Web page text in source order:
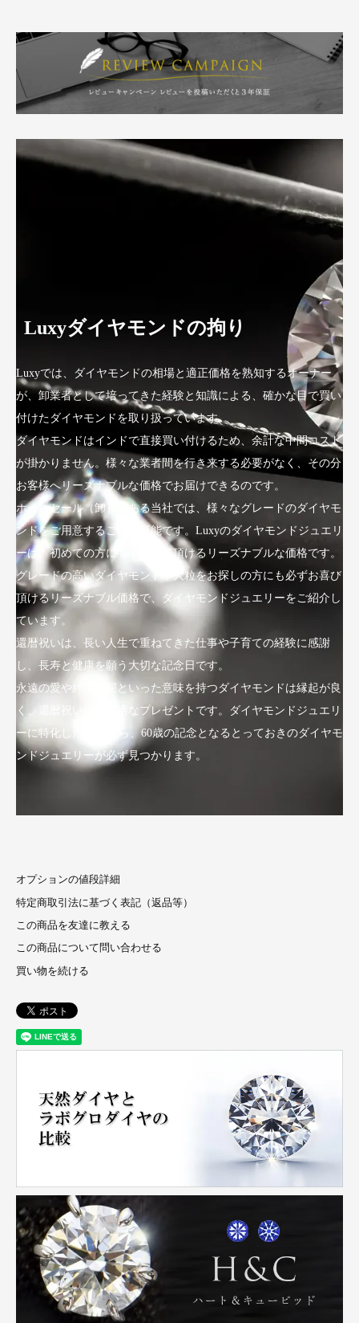
Luxyダイヤモンドの拘り
Luxyでは、ダイヤモンドの相場と適正価格を熟知するオーナー
が、卸業者として培ってきた経験と知識による、確かな目で買い
付けたダイヤモンドを取り扱っています。
ダイヤモンドはインドで直接買い付けるため、余計な中間コスト
が掛かりません。様々な業者間を行き来する必要がなく、その分
お客様へリーズナブルな価格でお届けできるのです。
ホールセール（卸）である当社では、様々なグレードのダイヤモ
ンドをご用意することが可能です。Luxyのダイヤモンドジュエリ
ーは、初めての方にも手にして頂けるリーズナブルな価格です。
グレードの高いダイヤモンドや大粒をお探しの方にも必ずお喜び
頂けるリーズナブル価格で、ダイヤモンドジュエリーをご紹介し
ています。
還暦祝いは、長い人生で重ねてきた仕事や子育ての経験に感謝
し、長寿と健康を願う大切な記念日です。
永遠の愛や絆、不屈といった意味を持つダイヤモンドは縁起が良
く、還暦祝いにも最適なプレゼントです。ダイヤモンドジュエリ
ーに特化したLuxyなら、60歳の記念となるとっておきのダイヤモ
ンドジュエリーが必ず見つかります。
オプションの値段詳細
特定商取引法に基づく表記（返品等）
この商品を友達に教える
この商品について問い合わせる
買い物を続ける